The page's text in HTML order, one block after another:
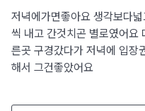
저녁에가면좋아요 생각보다
씩 내고 간것치곤 별로였어요
른곳 구경갔다가 저녁에 입장
해서 그건좋았어요